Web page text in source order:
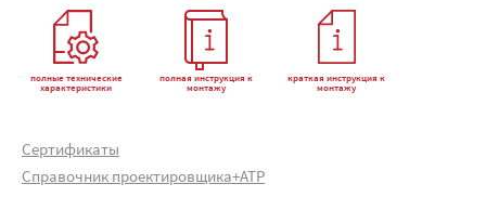
полные технические
характеристики
полная инструкция к
монтажу
краткая инструкция к
монтажу
Сертификаты
Справочник проектировщика+АТР